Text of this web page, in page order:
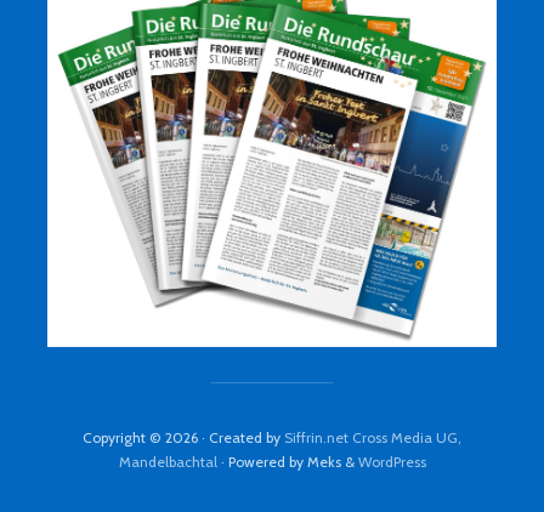
Copyright © 2026 · Created by Siffrin.net Cross Media UG,
Mandelbachtal· Powered by Meks & WordPress